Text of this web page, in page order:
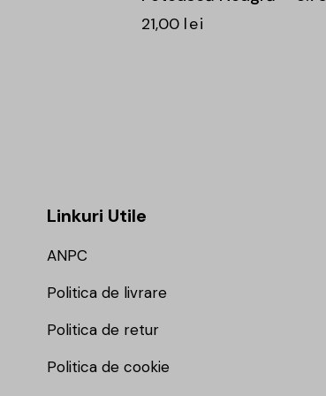
21,00 lei
Linkuri Utile
ANPC
Politica de livrare
Politica de retur
Politica de cookie